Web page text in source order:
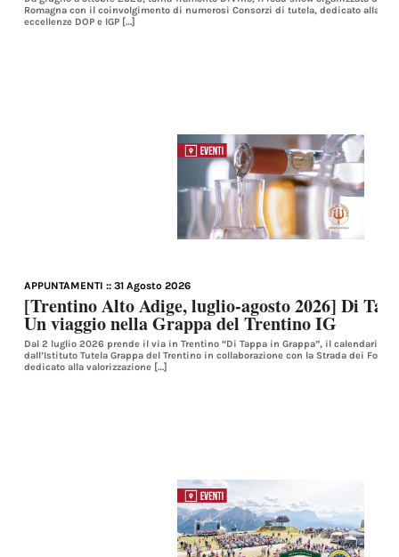
Romagna con il coinvolgimento di numerosi Consorzi di tutela, dedicato alla
eccellenze DOP e IGP […]
APPUNTAMENTI :: 31 Agosto 2026
[Trentino Alto Adige, luglio-agosto 2026] Di
Un viaggio nella Grappa del Trentino IG
Dal 2 luglio 2026 prende il via in Trentino “Di Tappa in Grappa”, il calendario
dall’Istituto Tutela Grappa del Trentino in collaborazione con la Strada dei
dedicato alla valorizzazione […]